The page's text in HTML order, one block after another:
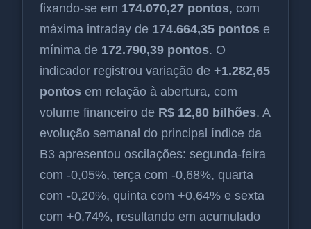
fixando-se em 174.070,27 pontos, com
máxima intraday de 174.664,35 pontos e
mínima de 172.790,39 pontos. O
indicador registrou variação de +1.282,65
pontos em relação à abertura, com
volume financeiro de R$ 12,80 bilhões. A
evolução semanal do principal índice da
B3 apresentou oscilações: segunda-feira
com -0,05%, terça com -0,68%, quarta
com -0,20%, quinta com +0,64% e sexta
com +0,74%, resultando em acumulado